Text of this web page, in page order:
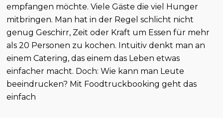
empfangen möchte. Viele Gäste die viel Hunger
mitbringen. Man hat in der Regel schlicht nicht
genug Geschirr, Zeit oder Kraft um Essen für mehr
als 20 Personen zu kochen. Intuitiv denkt man an
einem Catering, das einem das Leben etwas
einfacher macht. Doch: Wie kann man Leute
beeindrucken? Mit Foodtruckbooking geht das
einfach